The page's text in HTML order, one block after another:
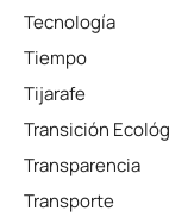
Tecnología
Tiempo
Tijarafe
Transición
Transparencia
Transporte